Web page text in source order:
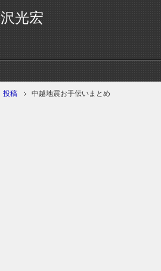
光宏
投稿 中越地震お手伝いまとめ